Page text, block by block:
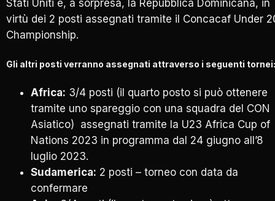
Stati Uniti e, a sorpresa, la Repubblica Dominicana, in
virtù dei 2 posti assegnati tramite il Concacaf Under
Championship.
Gli altri posti verranno assegnati attraverso i seguenti tornei:
Africa: 3/4 posti (il quarto posto si può ottenere
tramite uno spareggio con una squadra del CON
Asiatico) assegnati tramite la U23 Africa Cup of
Nations 2023 in programma dal 24 giugno all’8
luglio 2023.
Sudamerica: 2 posti – torneo con data da
confermare